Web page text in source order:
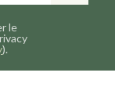
le
).